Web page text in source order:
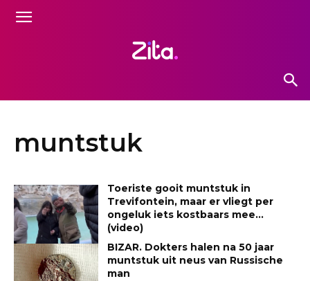
muntstuk
Toeriste gooit muntstuk in
Trevifontein, maar er vliegt per
ongeluk iets kostbaars mee…
(video)
BIZAR. Dokters halen na 50 jaar
muntstuk uit neus van Russische
man